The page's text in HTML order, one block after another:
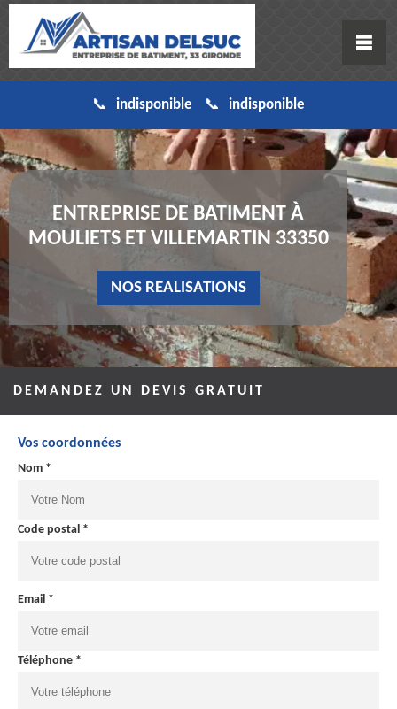
indisponible indisponible
ENTREPRISE DE BATIMENT À
MOULIETS ET VILLEMARTIN 33350
NOS REALISATIONS
DEMANDEZ UN DEVIS GRATUIT
Vos coordonnées
Nom *
Code postal *
Email *
Téléphone *